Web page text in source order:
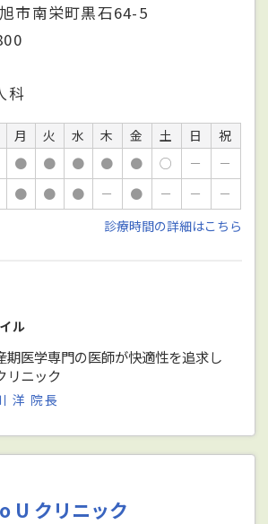
市南栄町黒石64-5
科
月 火 水 木 金 土 日
祝
● ● ● ● ● ○ －
－
● ● ● － ● － －
－
診療時間の詳細はこちら
ル
期医学専門の医師が快適性を追求し
リニック
洋 院長
U クリニック